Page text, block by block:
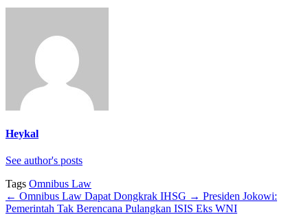
Heykal
See author's posts
Tags Omnibus Law
← Omnibus Law Dapat Dongkrak IHSG → Presiden Jokowi:
Pemerintah Tak Berencana Pulangkan ISIS Eks WNI